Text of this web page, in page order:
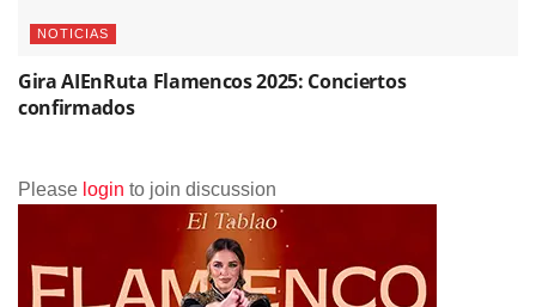
NOTICIAS
Gira AIEnRuta Flamencos 2025: Conciertos
confirmados
Please login to join discussion